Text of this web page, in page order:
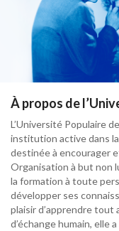
À propos de
L’Université Populaire
institution active dans
destinée à encourager
Organisation à but non
la formation à toute
développer ses
plaisir d’apprendre tout
d’échange humain, elle